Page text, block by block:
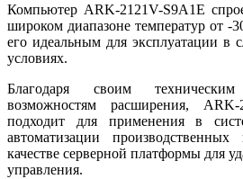
Компьютер ARK-2121V-S9A1E
широком диапазоне температур от -
его идеальным для эксплуатации
условиях.
Благодаря своим
возможностям расширения, ARK-
подходит для применения в
автоматизации
качестве серверной платформы для
управления.